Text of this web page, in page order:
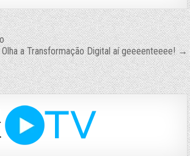
Olha a Transformação Digital aí geeeenteeee! →